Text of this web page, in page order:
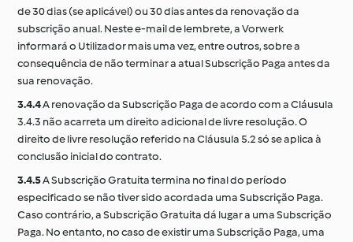
de 30 dias (se aplicável) ou 30 dias antes da renovação da
subscrição anual. Neste e-mail de lembrete, a Vorwerk
informará o Utilizador mais uma vez, entre outros, sobre a
consequência de não terminar a atual Subscrição Paga antes da
sua renovação.
3.4.4A renovação da Subscrição Paga de acordo com a Cláusula
3.4.3 não acarreta um direito adicional de livre resolução. O
direito de livre resolução referido na Cláusula 5.2 só se aplica à
conclusão inicial do contrato.
3.4.5A Subscrição Gratuita termina no final do período
especificado se não tiver sido acordada uma Subscrição Paga.
Caso contrário, a Subscrição Gratuita dá lugar a uma Subscrição
Paga. No entanto, no caso de existir uma Subscrição Paga, uma